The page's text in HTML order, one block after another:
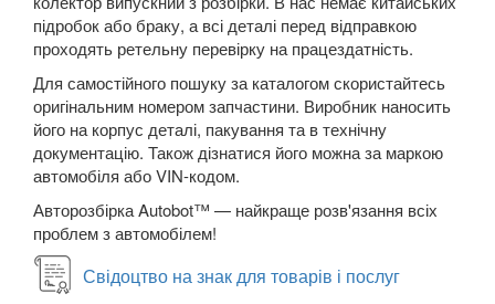
Veloster I
JAGUAR
JEEP keyboard_arrow_down
KIA keyboard_arrow_down
LAND ROVER
LEXUS
підробок або браку, а всі деталі перед відправкою
проходять ретельну перевірку на працездатність.
Для самостійного пошуку за каталогом скористайтесь
оригінальним номером запчастини. Виробник наносить
його на корпус деталі, пакування та в технічну
документацію. Також дізнатися його можна за маркою
автомобіля або VIN-кодом.
Авторозбірка Autobot™ — найкраще розв'язання всіх
проблем з автомобілем!
Свідоцтво на знак для товарів і послуг